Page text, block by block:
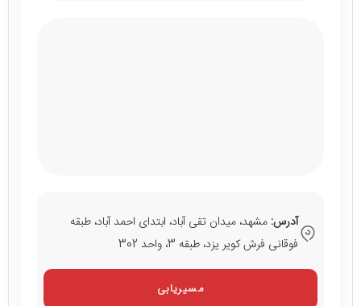
آدرس: مشهد، میدان تقی آباد، ابتدای احمد آباد، طبقه
فوقانی فرش کویر یزد، طبقه 3، واحد 302
مسیریابی